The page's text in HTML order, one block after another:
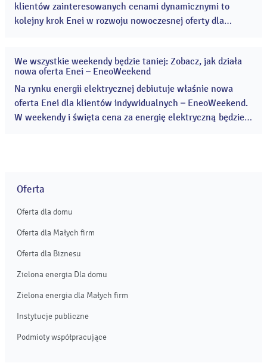
klientów zainteresowanych cenami dynamicznymi to
kolejny krok Enei w rozwoju nowoczesnej oferty dla
dopasować sposób rozliczeń do potrzeb klientów. ...
17
2026
We wszystkie weekendy będzie taniej: Zobacz, jak działa
nowa oferta Enei – EneoWeekend
Na rynku energii elektrycznej debiutuje właśnie nowa
oferta Enei dla klientów indywidualnych – EneoWeekend.
W weekendy i święta cena za energię elektryczną będzie
Oferta
Oferta dla domu
Oferta dla Małych firm
Oferta dla Biznesu
Zielona energia Dla domu
Zielona energia dla Małych firm
Instytucje publiczne
Podmioty współpracujące